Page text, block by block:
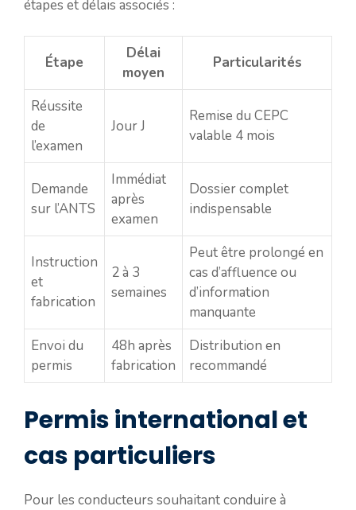
étapes et délais associés :
Étape
Délai
moyen
Particularités
Réussite
de
l’examen
Jour J
Remise du CEPC
valable 4 mois
Demande
sur l’ANTS
Immédiat
après
examen
Dossier complet
indispensable
Instruction
et
fabrication
2 à 3
semaines
Peut être prolongé en
cas d’affluence ou
d’information
manquante
Envoi du
permis
48h après
fabrication
Distribution en
recommandé
Permis international et
cas particuliers
Pour les conducteurs souhaitant conduire à